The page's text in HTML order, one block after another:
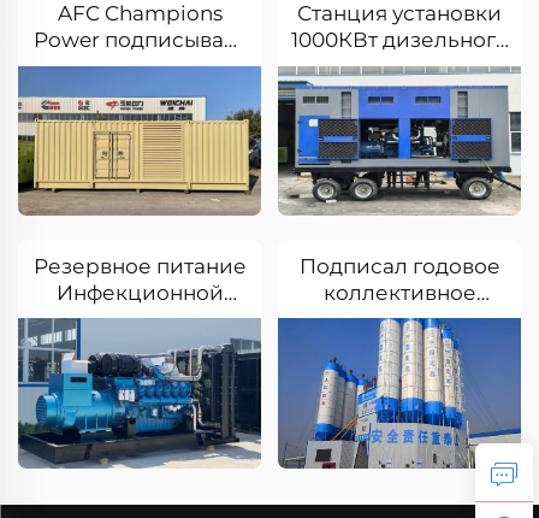
AFC Champions
Power подписывает
соглашение о
дружественном
сотрудничестве с
больницей Юань
Ань в Пекине
Станция установки
1000КВт дизельного
генератора
компании по
производству
тепловой энергии
уезда Бахэ в
Синьцзян
Резервное питание
Инфекционной
больницы Цзинаня
Дизельный
генератор
мощностью 1000
КВт безшумного
типа
Подписал годовое
коллективное
соглашение о
закупках с
компанией
Китайская
строительная
гражданская
инженерия и умное
оборудование